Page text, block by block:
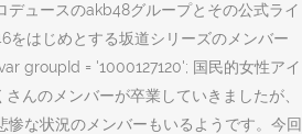
デュースのakb48グループとその公式ライ
をはじめとする坂道シリーズのメンバー
groupId = '1000127120'; 国民的女性アイ
んのメンバーが卒業していきましたが、
惨な状況のメンバーもいるようです。今回